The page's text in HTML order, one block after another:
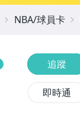
追蹤
即時通
NBA/球員卡